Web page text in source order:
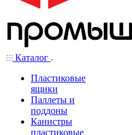
Каталог
Пластиковые
ящики
Паллеты и
поддоны
Канистры
пластиковые